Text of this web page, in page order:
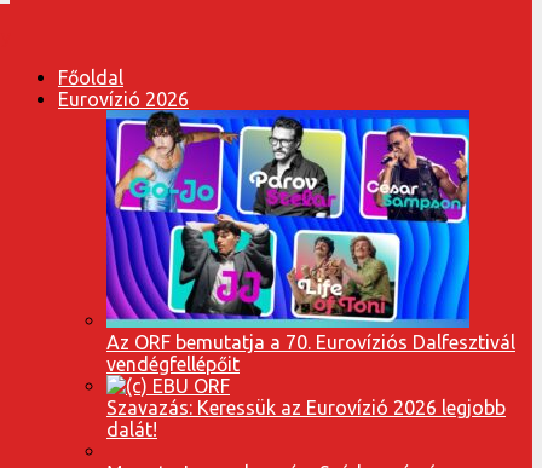
Főoldal
Eurovízió 2026
Az ORF bemutatja a 70. Eurovíziós Dalfesztivál
vendégfellépőit
Szavazás: Keressük az Eurovízió 2026 legjobb
dalát!